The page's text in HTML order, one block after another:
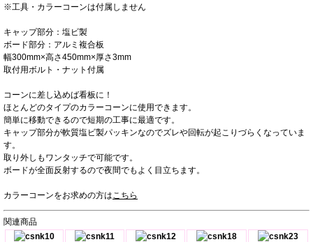
※工具・カラーコーンは付属しません
キャップ部分：塩ビ製
ボード部分：アルミ複合板
幅300mm×高さ450mm×厚さ3mm
取付用ボルト・ナット付属
コーンに差し込めば看板に！
ほとんどのタイプのカラーコーンに使用できます。
簡単に移動できるので短期の工事に最適です。
キャップ部分が軟質塩ビ製パッキンなのでズレや回転が起こりづらくなっていま
す。
取り外しもワンタッチで可能です。
ボードが全面反射するので夜間でもよく目立ちます。
カラーコーンをお求めの方はこちら
関連商品